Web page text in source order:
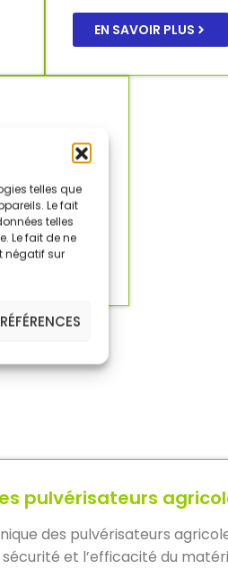
telles que
Le fait
telles
Le fait de ne
négatif sur
EN SAVOIR PLUS
pulvérisateurs
des pulvérisateurs
et l’efficacité du